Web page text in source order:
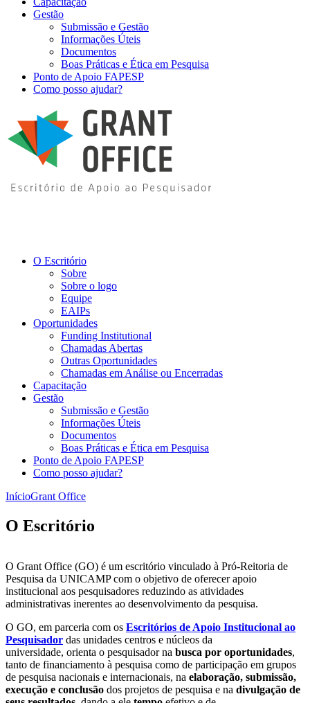
Gestão
Submissão e Gestão
Informações Úteis
Documentos
Boas Práticas e Ética em Pesquisa
Ponto de Apoio FAPESP
Como posso ajudar?
O Escritório
Sobre
Sobre o logo
Equipe
EAIPs
Oportunidades
Funding Institutional
Chamadas Abertas
Outras Oportunidades
Chamadas em Análise ou Encerradas
Capacitação
Gestão
Submissão e Gestão
Informações Úteis
Documentos
Boas Práticas e Ética em Pesquisa
Ponto de Apoio FAPESP
Como posso ajudar?
InícioGrant Office
O Escritório
O Grant Office (GO) é um escritório vinculado à Pró-Reitoria de
Pesquisa da UNICAMP com o objetivo de oferecer apoio
institucional aos pesquisadores reduzindo as atividades
administrativas inerentes ao desenvolvimento da pesquisa.
O GO, em parceria com os Escritórios de Apoio Institucional ao
Pesquisador das unidades centros e núcleos da
universidade, orienta o pesquisador na busca por oportunidades,
tanto de financiamento à pesquisa como de participação em grupos
de pesquisa nacionais e internacionais, na elaboração, submissão,
execução e conclusão dos projetos de pesquisa e na divulgação de